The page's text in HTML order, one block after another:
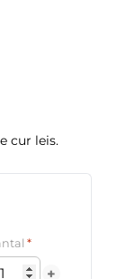
cur leis.
*
+